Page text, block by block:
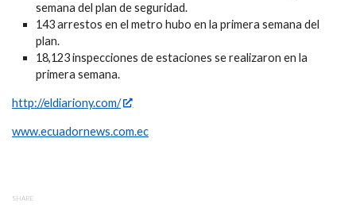
semana del plan de seguridad.
143 arrestos en el metro hubo en la primera semana del
plan.
18,123 inspecciones de estaciones se realizaron en la
primera semana.
http://eldiariony.com/
www.ecuadornews.com.ec
SHARE